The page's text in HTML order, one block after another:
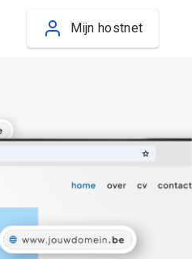
Mijn hostnet